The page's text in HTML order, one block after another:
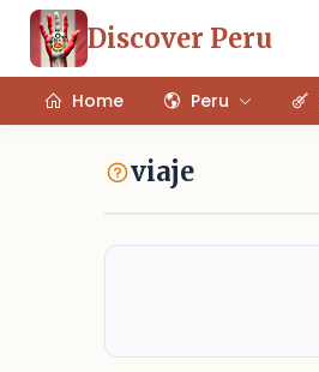
Discover Peru
Home Peru
viaje